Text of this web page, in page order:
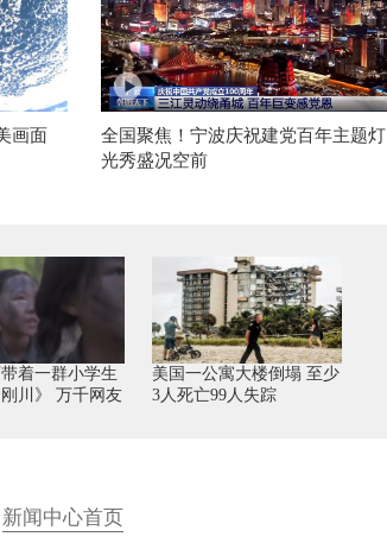
画面
全国聚焦！宁波庆祝建党百年主题灯
光秀盛况空前
着一群小学生
川》 万千网友
美国一公寓大楼倒塌 至少
3人死亡99人失踪
新闻中心首页